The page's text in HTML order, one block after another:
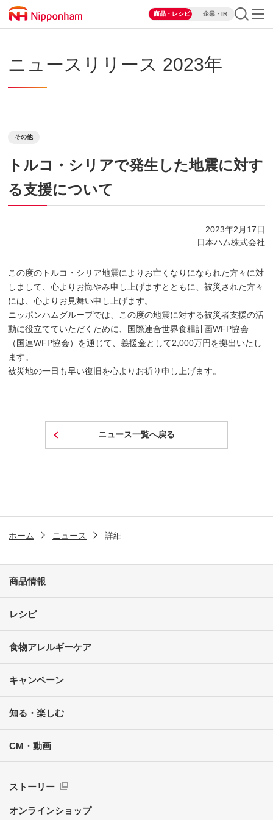
商品・レシピ 企業・IR
ニュースリリース 2023年
その他
トルコ・シリアで発生した地震に対す
る支援について
2023年2月17日
日本ハム株式会社
この度のトルコ・シリア地震によりお亡くなりになられた方々に対
しまして、心よりお悔やみ申し上げますとともに、被災された方々
には、心よりお見舞い申し上げます。
ニッポンハムグループでは、この度の地震に対する被災者支援の活
動に役立てていただくために、国際連合世界食糧計画WFP協会
（国連WFP協会）を通じて、義援金として2,000万円を拠出いたし
ます。
被災地の一日も早い復旧を心よりお祈り申し上げます。
ニュース一覧へ戻る
ホーム ニュース 詳細
商品情報
レシピ
食物アレルギーケア
キャンペーン
知る・楽しむ
CM・動画
ストーリー
オンラインショップ